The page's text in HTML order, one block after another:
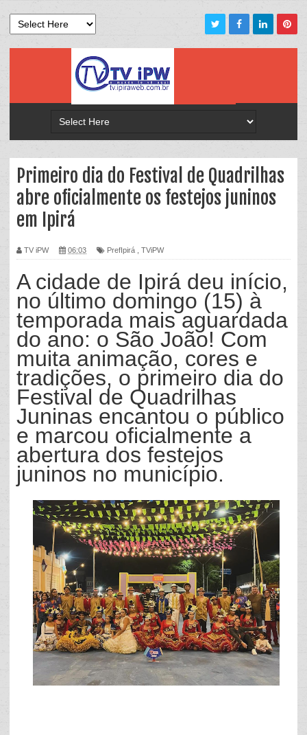
Primeiro dia do Festival de Quadrilhas
abre oficialmente os festejos juninos
em Ipirá
TV iPW 06:03 PrefIpirá TViPW
A cidade de Ipirá deu início,
no último domingo (15) à
temporada mais aguardada
do ano: o São João! Com
muita animação, cores e
tradições, o primeiro dia do
Festival de Quadrilhas
Juninas encantou o público
e marcou oficialmente a
abertura dos festejos
juninos no município.